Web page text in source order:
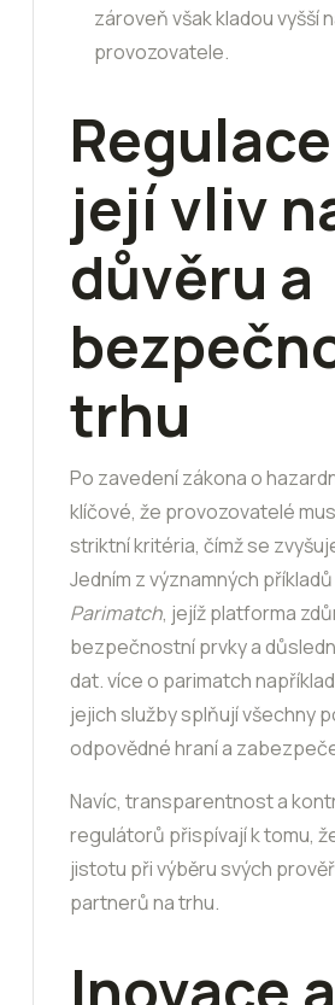
zároveň však kladou vyšší
provozovatele.
její vliv
důvěru a
trhu
Po zavedení zákona o
klíčové, že provozovatelé
striktní kritéria, čímž se
Jedním z významných
Parimatch, jejíž platforma
bezpečnostní prvky a
dat. více o parimatch
jejich služby splňují všechny
odpovědné hraní a
Navíc, transparentnost a
regulátorů přispívají k tomu,
jistotu při výběru svých
partnerů na trhu.